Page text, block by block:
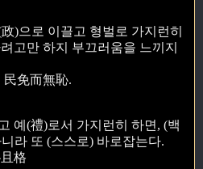
)으로 이끌고 형벌로 가지런히
고만 하지 부끄러움을 느끼지
民免而無恥.
예(禮)로서 가지런히 하면, (백
라 또 (스스로) 바로잡는다.
格